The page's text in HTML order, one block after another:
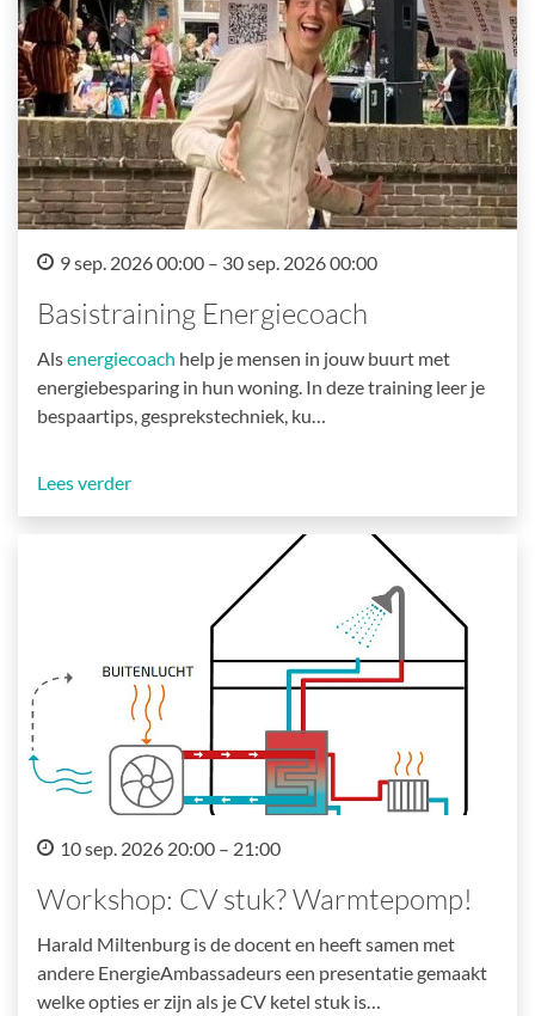
9 sep. 2026 00:00 – 30 sep. 2026 00:00
Basistraining Energiecoach
Alsenergiecoach help je mensen in jouw buurt met
energiebesparing in hun woning. In deze training leer je
bespaartips, gesprekstechniek, ku…
Lees verder
10 sep. 2026 20:00 – 21:00
Workshop: CV stuk? Warmtepomp!
Harald Miltenburg is de docent en heeft samen met
andere EnergieAmbassadeurs een presentatie gemaakt
welke opties er zijn als je CV ketel stuk is…